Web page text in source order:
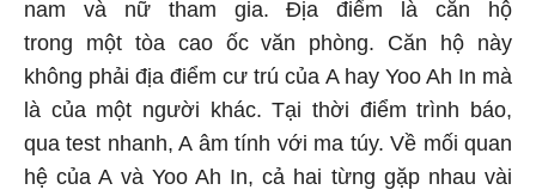
nam và nữ tham gia. Địa điểm là căn hộ
trong một tòa cao ốc văn phòng. Căn hộ này
không phải địa điểm cư trú của A hay Yoo Ah In mà
là của một người khác. Tại thời điểm trình báo,
qua test nhanh, A âm tính với ma túy. Về mối quan
hệ của A và Yoo Ah In, cả hai từng gặp nhau vài